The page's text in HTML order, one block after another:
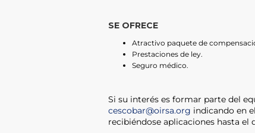
SE OFRECE
Atractivo paquete de
Prestaciones de ley.
Seguro médico.
Si su interés es formar parte del
cescobar@oirsa.org indicando en
recibiéndose aplicaciones hasta el